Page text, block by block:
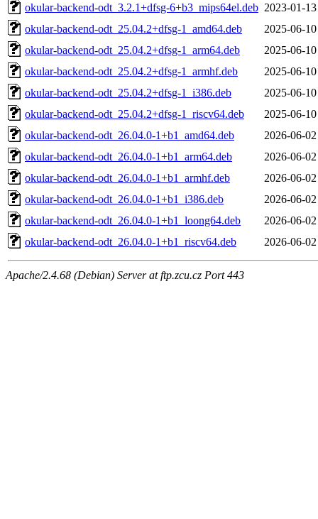
okular-backend-odt_3.2.1+dfsg-6+b3_mips64el.deb 2023-01-
okular-backend-odt_25.04.2+dfsg-1_amd64.deb
2025-06-
okular-backend-odt_25.04.2+dfsg-1_arm64.deb
2025-06-
okular-backend-odt_25.04.2+dfsg-1_armhf.deb
2025-06-
okular-backend-odt_25.04.2+dfsg-1_i386.deb
2025-06-
okular-backend-odt_25.04.2+dfsg-1_riscv64.deb
2025-06-
okular-backend-odt_26.04.0-1+b1_amd64.deb
2026-06-
okular-backend-odt_26.04.0-1+b1_arm64.deb
2026-06-
okular-backend-odt_26.04.0-1+b1_armhf.deb
2026-06-
okular-backend-odt_26.04.0-1+b1_i386.deb
2026-06-
okular-backend-odt_26.04.0-1+b1_loong64.deb
2026-06-
okular-backend-odt_26.04.0-1+b1_riscv64.deb
2026-06-
Apache/2.4.68 (Debian) Server at ftp.zcu.cz Port 443